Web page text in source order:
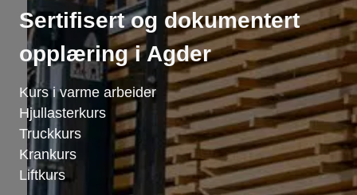
Sertifisert og dokumentert
opplæring i Agder
Kurs i varme arbeider
Hjullasterkurs
Truckkurs
Krankurs
Liftkurs